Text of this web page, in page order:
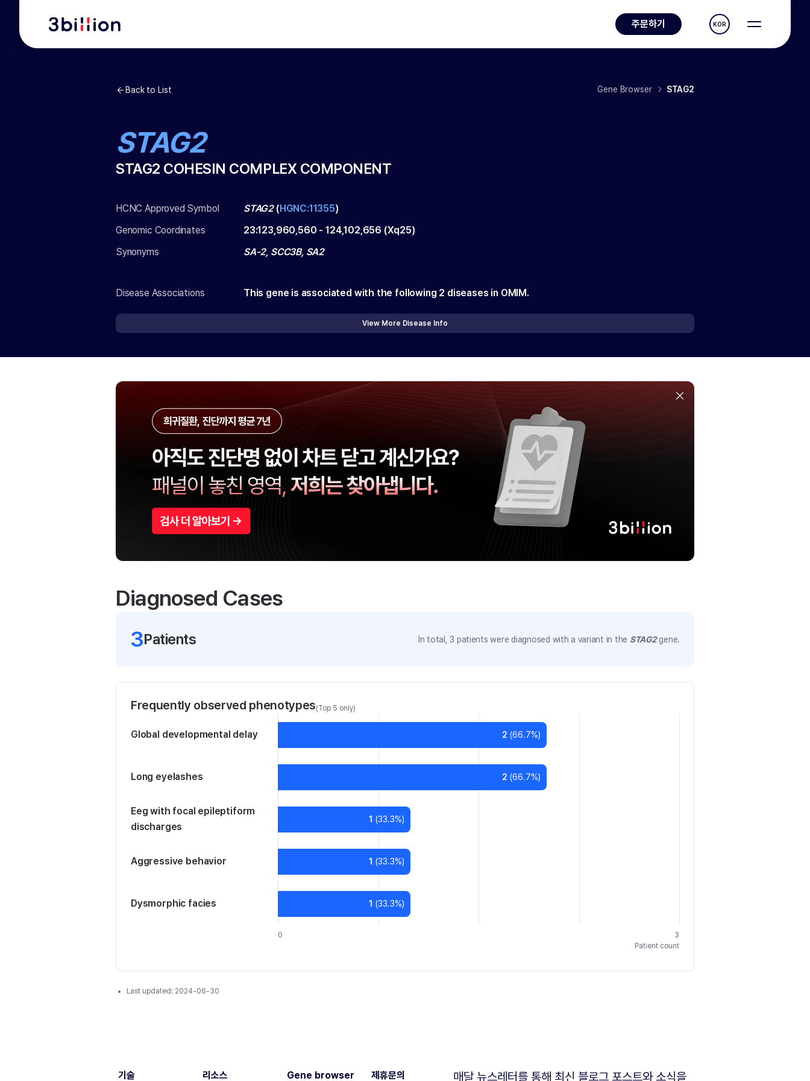
주문하기 KOR
Back to List Gene Browser STAG2
STAG2
STAG2 COHESIN COMPLEX COMPONENT
HCNC Approved Symbol STAG2(HGNC:11355)
Genomic Coordinates
23:123,960,560 - 124,102,656 (Xq25)
Synonyms
SA-2, SCC3B, SA2
Disease Associations This gene is associated with the following 2 diseases in OMIM.
View More Disease Info
Diagnosed Cases
3Patients In total,3 patients were diagnosed with a variant in the STAG2gene.
Frequently observed phenotypes(Top 5 only)
0
3
Patient count
Global developmental delay 2 (66.7%)
Long eyelashes 2 (66.7%)
Eeg with focal epileptiform
discharges
1 (33.3%)
Aggressive behavior 1 (33.3%)
Dysmorphic facies 1 (33.3%)
Last updated: 2024-06-30
기술 리소스 Gene browser 제휴문의 매달 뉴스레터를 통해 최신 블로그 포스트와 소식을